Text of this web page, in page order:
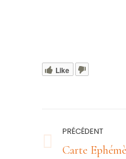
Like
Navigation
article
PRÉCÉDENT
Article
Carte